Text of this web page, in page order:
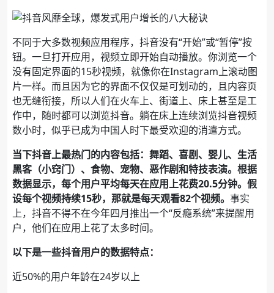
不同于大多数视频应用程序，抖音没有“开始”或“暂停”按
钮。一旦打开应用，视频立即开始自动播放。你浏览一个
没有固定界面的15秒视频，就像你在Instagram上滚动图
片一样。而且因为它的界面不仅仅是可划动的，且内容页
也无缝衔接，所以人们在火车上、街道上、床上甚至是工
作中，随时都可以浏览抖音。躺在床上连续浏览抖音视频
数小时，似乎已成为中国人时下最受欢迎的消遣方式。
当下抖音上最热门的内容包括：舞蹈、喜剧、婴儿、生活
黑客（小窍门）、食物、宠物、恶作剧和特技表演。根据
数据显示，每个用户平均每天在应用上花费20.5分钟。假
设每个视频持续15秒，那就是每天观看82个视频。 事实
上，抖音不得不在今年四月推出一个“反瘾系统”来提醒用
户，他们在应用上花了太多时间。
以下是一些抖音用户的数据特点：
近50%的用户年龄在24岁以上